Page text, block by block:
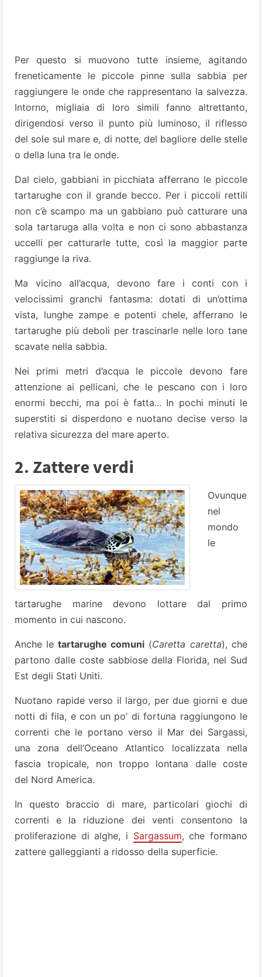
Per questo si muovono tutte insieme, agitando
freneticamente le piccole pinne sulla sabbia per
raggiungere le onde che rappresentano la salvezza.
Intorno, migliaia di loro simili fanno altrettanto,
dirigendosi verso il punto più luminoso, il riflesso
del sole sul mare e, di notte, del bagliore delle stelle
o della luna tra le onde.
Dal cielo, gabbiani in picchiata afferrano le piccole
tartarughe con il grande becco. Per i piccoli rettili
non c’è scampo ma un gabbiano può catturare una
sola tartaruga alla volta e non ci sono abbastanza
uccelli per catturarle tutte, così la maggior parte
raggiunge la riva.
Ma vicino all’acqua, devono fare i conti con i
velocissimi granchi fantasma: dotati di un’ottima
vista, lunghe zampe e potenti chele, afferrano le
tartarughe più deboli per trascinarle nelle loro tane
scavate nella sabbia.
Nei primi metri d’acqua le piccole devono fare
attenzione ai pellicani, che le pescano con i loro
enormi becchi, ma poi è fatta... In pochi minuti le
superstiti si disperdono e nuotano decise verso la
relativa sicurezza del mare aperto.
2. Zattere verdi
Ovunque
nel
mondo
le
tartarughe marine devono lottare dal primo
momento in cui nascono.
Anche le tartarughe comuni (Caretta caretta), che
partono dalle coste sabbiose della Florida, nel Sud
Est degli Stati Uniti.
Nuotano rapide verso il largo, per due giorni e due
notti di fila, e con un po’ di fortuna raggiungono le
correnti che le portano verso il Mar dei Sargassi,
una zona dell’Oceano Atlantico localizzata nella
fascia tropicale, non troppo lontana dalle coste
del Nord America.
In questo braccio di mare, particolari giochi di
correnti e la riduzione dei venti consentono la
proliferazione di alghe, i Sargassum, che formano
zattere galleggianti a ridosso della superficie.